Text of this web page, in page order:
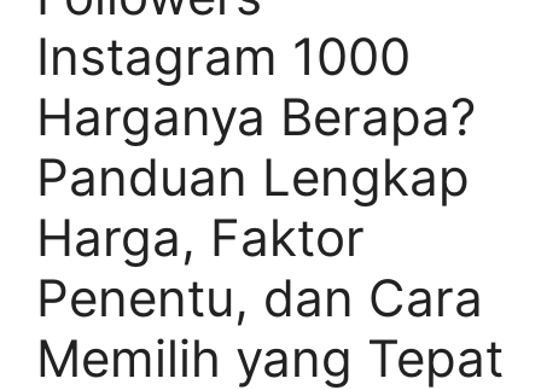
Instagram 1000
Harganya Berapa?
Panduan Lengkap
Harga, Faktor
Penentu, dan Cara
Memilih yang Tepat